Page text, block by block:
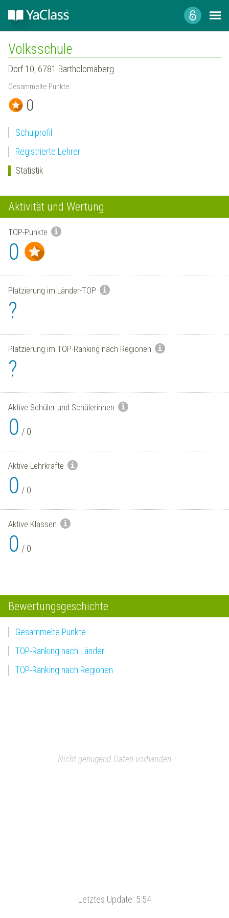
Volksschule
Dorf 10, 6781 Bartholomäberg
Gesammelte Punkte:
0
Schulprofil
Registrierte Lehrer
Statistik
Aktivität und Wertung
TOP-Punkte
0
Platzierung im Länder-TOP
?
Platzierung im TOP-Ranking nach Regionen
?
Aktive Schüler und Schülerinnen
0 / 0
Aktive Lehrkräfte
0 / 0
Aktive Klassen
0 / 0
Bewertungsgeschichte
Gesammelte Punkte
TOP-Ranking nach Länder
TOP-Ranking nach Regionen
Nicht genügend Daten vorhanden
Letztes Update: 5:54